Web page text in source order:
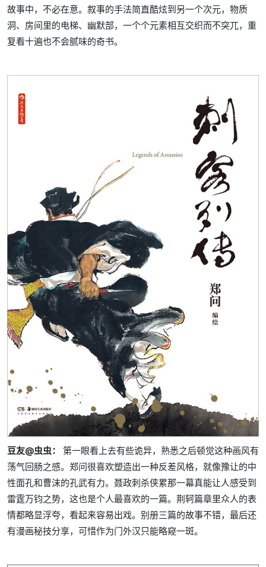
故事中，不必在意。叙事的手法简直酷炫到另一个次元，物质
洞、房间里的电梯、幽默部，一个个元素相互交织而不突兀，重
复看十遍也不会腻味的奇书。
豆友@虫虫：
第一眼看上去有些诡异，熟悉之后顿觉这种画风有
荡气回肠之感。郑问很喜欢塑造出一种反差风格，就像豫让的中
性面孔和曹沫的孔武有力。聂政刺杀侠累那一幕真能让人感受到
雷霆万钧之势，这也是个人最喜欢的一篇。荆轲篇章里众人的表
情都略显浮夸，看起来容易出戏。别册三篇的故事不错，最后还
有漫画秘技分享，可惜作为门外汉只能略窥一斑。